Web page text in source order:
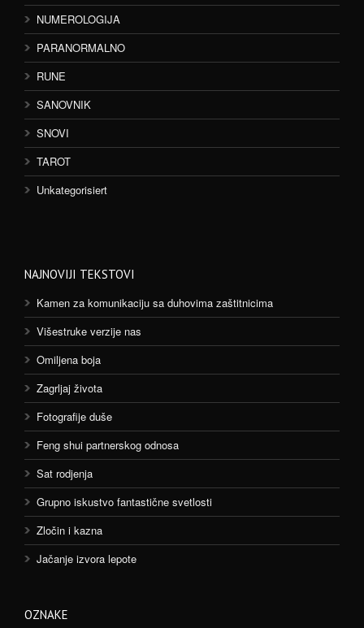
NUMEROLOGIJA
PARANORMALNO
RUNE
SANOVNIK
SNOVI
TAROT
Unkategorisiert
NAJNOVIJI TEKSTOVI
Kamen za komunikaciju sa duhovima zaštitnicima
Višestruke verzije nas
Omiljena boja
Zagrljaj života
Fotografije duše
Feng shui partnerskog odnosa
Sat rodjenja
Grupno iskustvo fantastične svetlosti
Zločin i kazna
Jačanje izvora lepote
OZNAKE